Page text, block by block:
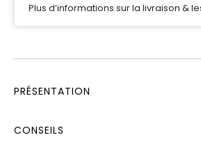
Plus d’informations sur la livraison &
PRÉSENTATION
CONSEILS